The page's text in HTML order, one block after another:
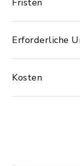
Fristen
Erforderliche
Kosten